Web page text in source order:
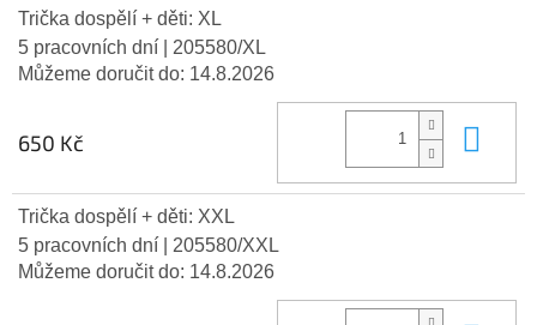
Trička dospělí + děti: XL
5 pracovních dní
| 205580/XL
Můžeme doručit do: 14.8.2026
650 Kč
Trička dospělí + děti: XXL
5 pracovních dní
| 205580/XXL
Můžeme doručit do: 14.8.2026